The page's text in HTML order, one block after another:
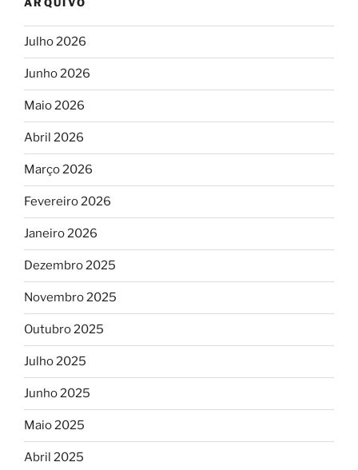
ARQUIVO
Julho 2026
Junho 2026
Maio 2026
Abril 2026
Março 2026
Fevereiro 2026
Janeiro 2026
Dezembro 2025
Novembro 2025
Outubro 2025
Julho 2025
Junho 2025
Maio 2025
Abril 2025